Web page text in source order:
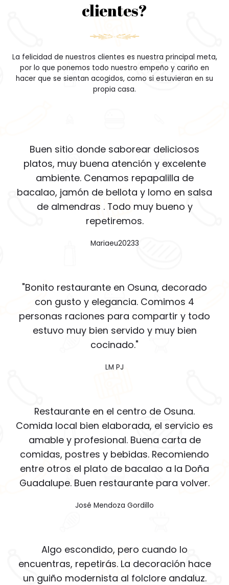
clientes?
La felicidad de nuestros clientes es nuestra principal meta,
por lo que ponemos todo nuestro empeño y cariño en
hacer que se sientan acogidos, como si estuvieran en su
propia casa.
Buen sitio donde saborear deliciosos
platos, muy buena atención y excelente
ambiente. Cenamos repapalilla de
bacalao, jamón de bellota y lomo en salsa
de almendras . Todo muy bueno y
repetiremos.
Mariaeu20233
"Bonito restaurante en Osuna, decorado
con gusto y elegancia. Comimos 4
personas raciones para compartir y todo
estuvo muy bien servido y muy bien
cocinado."
LM PJ
Restaurante en el centro de Osuna.
Comida local bien elaborada, el servicio es
amable y profesional. Buena carta de
comidas, postres y bebidas. Recomiendo
entre otros el plato de bacalao a la Doña
Guadalupe. Buen restaurante para volver.
José Mendoza Gordillo
Algo escondido, pero cuando lo
encuentras, repetirás. La decoración hace
un guiño modernista al folclore andaluz.